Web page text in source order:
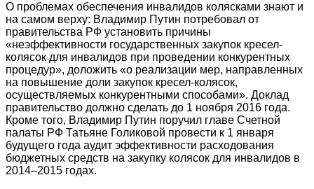
О проблемах обеспечения инвалидов колясками знают и
на самом верху: Владимир Путин потребовал от
правительства РФ установить причины
«неэффективности государственных закупок кресел-
колясок для инвалидов при проведении конкурентных
процедур», доложить «о реализации мер, направленных
на повышение доли закупок кресел-колясок,
осуществляемых конкурентными способами». Доклад
правительство должно сделать до 1 ноября 2016 года.
Кроме того, Владимир Путин поручил главе Счетной
палаты РФ Татьяне Голиковой провести к 1 января
будущего года аудит эффективности расходования
бюджетных средств на закупку колясок для инвалидов в
2014–2015 годах.